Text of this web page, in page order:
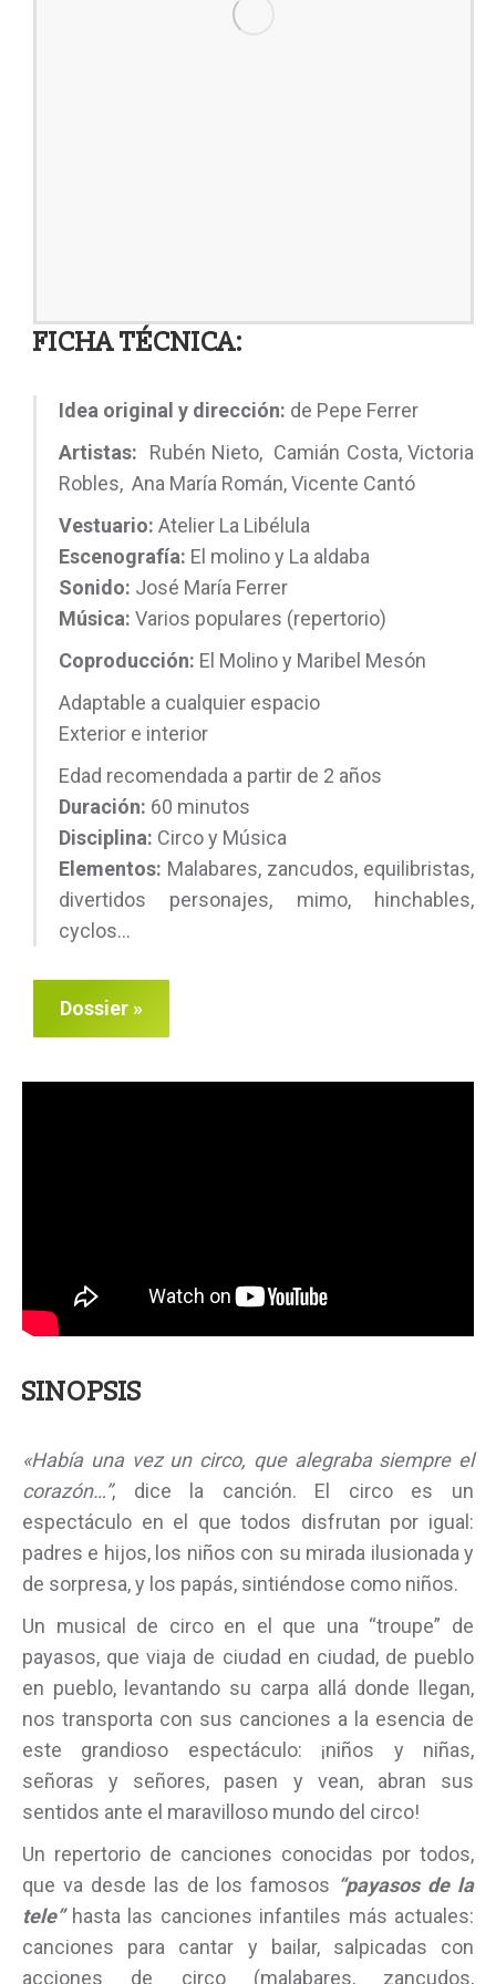
FICHA TÉCNICA:
Idea original y dirección: de Pepe Ferrer
Artistas:
Rubén Nieto, Camián Costa, Victoria
Robles, Ana María Román, Vicente Cantó
Vestuario: Atelier La Libélula
Escenografía: El molino y La aldaba
Sonido: José María Ferrer
Música: Varios populares (repertorio)
Coproducción: El Molino y Maribel Mesón
Adaptable a cualquier espacio
Exterior e interior
Edad recomendada a partir de 2 años
Duración: 60 minutos
Disciplina: Circo y Música
Elementos: Malabares, zancudos, equilibristas,
divertidos personajes, mimo, hinchables,
cyclos…
Dossier »
SINOPSIS
«Había una vez un circo, que alegraba siempre el
corazón…”, dice la canción. El circo es un
espectáculo en el que todos disfrutan por igual:
padres e hijos, los niños con su mirada ilusionada y
de sorpresa, y los papás, sintiéndose como niños.
Un musical de circo en el que una “troupe” de
payasos, que viaja de ciudad en ciudad, de pueblo
en pueblo, levantando su carpa allá donde llegan,
nos transporta con sus canciones a la esencia de
este grandioso espectáculo: ¡niños y niñas,
señoras y señores, pasen y vean, abran sus
sentidos ante el maravilloso mundo del circo!
Un repertorio de canciones conocidas por todos,
que va desde las de los famosos “payasos de la
tele”hasta las canciones infantiles más actuales:
canciones para cantar y bailar, salpicadas con
acciones de circo (malabares, zancudos,